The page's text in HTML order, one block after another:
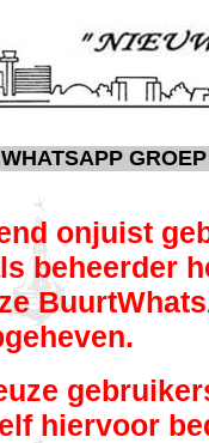
onjuist
beheerder
hiervoor